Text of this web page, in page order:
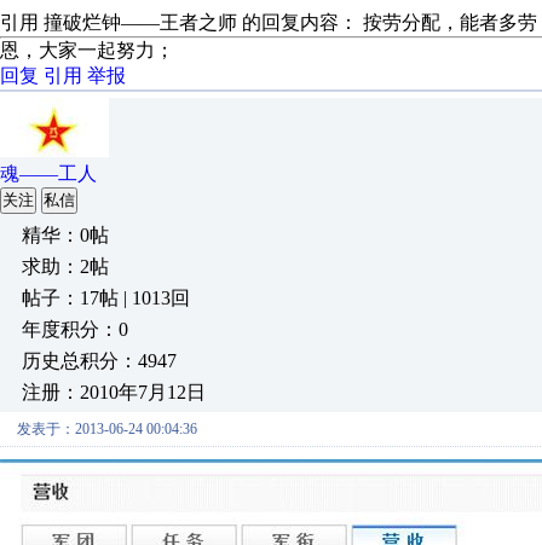
引用 撞破烂钟——王者之师 的回复内容： 按劳分配，能者多
恩，大家一起努力；
回复 引用 举报
魂——工人
关注 私信
精华：0帖
求助：2帖
帖子：17帖 | 1013回
年度积分：0
历史总积分：4947
注册：2010年7月12日
发表于：2013-06-24 00:04:36